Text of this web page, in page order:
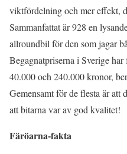
viktfördelning och mer effekt,
Sammanfattat är 928 en
allroundbil för den som jagar
Begagnatpriserna i Sverige
40.000 och 240.000 kronor,
Gemensamt för de flesta är att
att bitarna var av god kvalitet!
Färöarna-fakta